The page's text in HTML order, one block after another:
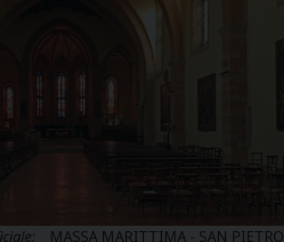
MASSA MARITTIMA - SAN PIETRO